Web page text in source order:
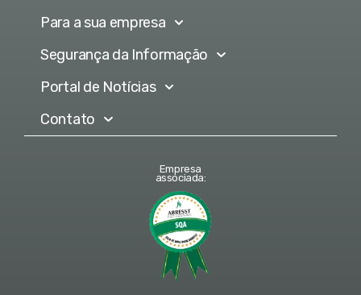
Para a sua empresa
Segurança da Informação
Portal de Notícias
Contato
Empresa
associada: